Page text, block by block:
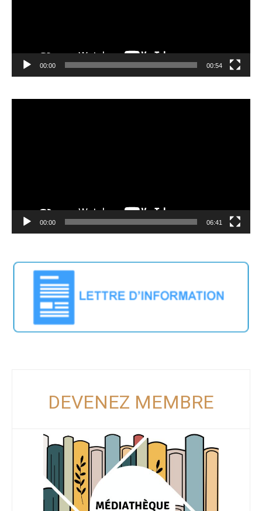
00:00 00:54
00:00 06:41
DEVENEZ MEMBRE